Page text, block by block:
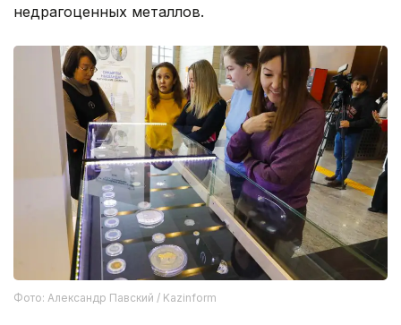
недрагоценных металлов.
Фото: Александр Павский / Kazinform